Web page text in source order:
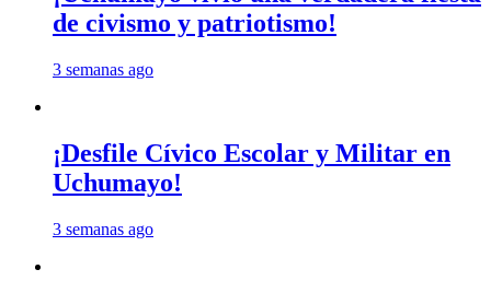
de civismo y patriotismo!
3 semanas ago
¡Desfile Cívico Escolar y Militar en
Uchumayo!
3 semanas ago